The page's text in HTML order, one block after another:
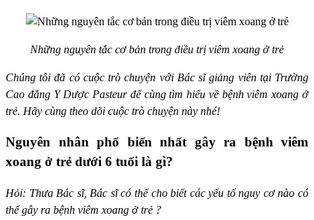
Những nguyên tắc cơ bản trong điều trị viêm xoang ở trẻ
Chúng tôi đã có cuộc trò chuyện với Bác sĩ giảng viên tại Trường
Cao đẳng Y Dược Pasteur để cùng tìm hiểu về bệnh viêm xoang ở
trẻ. Hãy cùng theo dõi cuộc trò chuyện này nhé!
Nguyên nhân phổ biến nhất gây ra bệnh viêm
xoang ở trẻ dưới 6 tuổi là gì?
Hỏi: Thưa Bác sĩ, Bác sĩ có thể cho biết các yếu tố nguy cơ nào có
thể gây ra bệnh viêm xoang ở trẻ ?